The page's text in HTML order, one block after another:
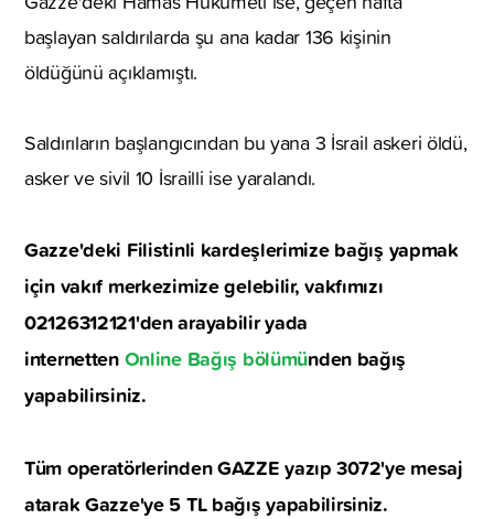
başlayan saldırılarda şu ana kadar 136 kişinin
öldüğünü açıklamıştı.
Saldırıların başlangıcından bu yana 3 İsrail askeri öldü,
asker ve sivil 10 İsrailli ise yaralandı.
Gazze'deki Filistinli kardeşlerimize bağış yapmak
için vakıf merkezimize gelebilir, vakfımızı
02126312121'den arayabilir yada
internettenOnline Bağış bölümünden bağış
yapabilirsiniz.
Tüm operatörlerinden GAZZE yazıp 3072'ye mesaj
atarak Gazze'ye 5 TL bağış yapabilirsiniz.